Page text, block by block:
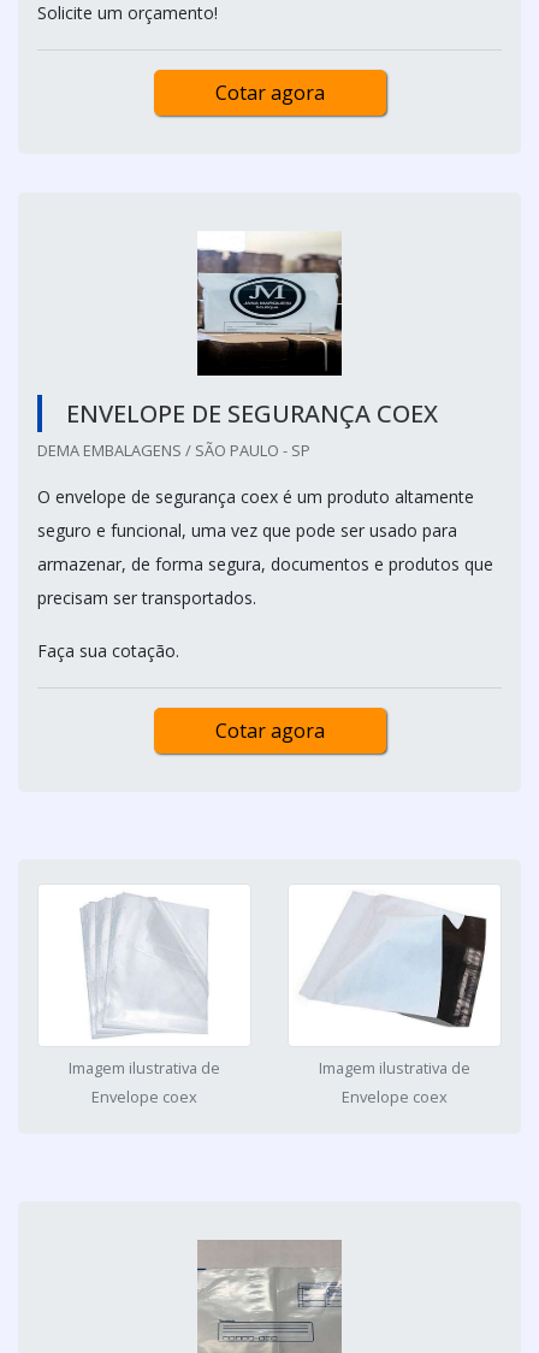
Solicite um orçamento!
Cotar agora
ENVELOPE DE SEGURANÇA COEX
DEMA EMBALAGENS / SÃO PAULO - SP
O envelope de segurança coex é um produto altamente
seguro e funcional, uma vez que pode ser usado para
armazenar, de forma segura, documentos e produtos que
precisam ser transportados.
Faça sua cotação.
Cotar agora
Imagem ilustrativa de
Envelope coex
Imagem ilustrativa de
Envelope coex